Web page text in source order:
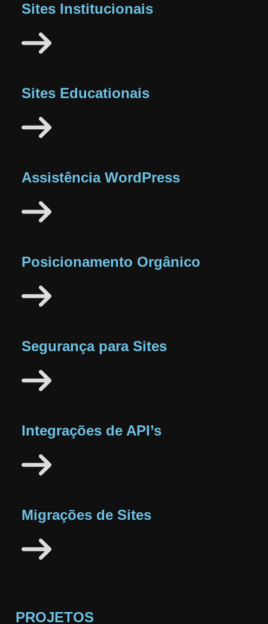
Sites Institucionais
Sites Educationais
Assistência WordPress
Posicionamento Orgânico
Segurança para Sites
Integrações de API’s
Migrações de Sites
PROJETOS